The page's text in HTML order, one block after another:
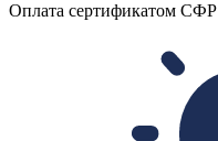
Оплата сертификатом СФР